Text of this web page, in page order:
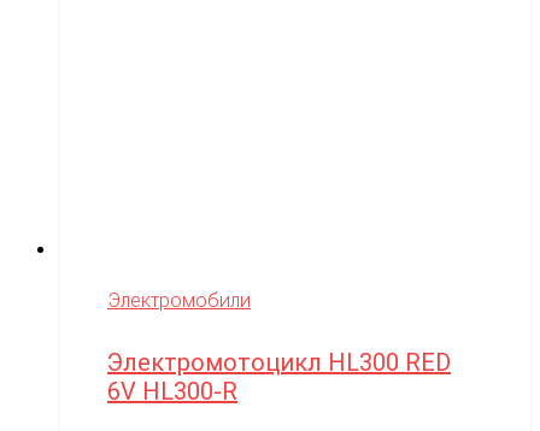
Электромобили
Электромотоцикл HL300 RED
6V HL300-R